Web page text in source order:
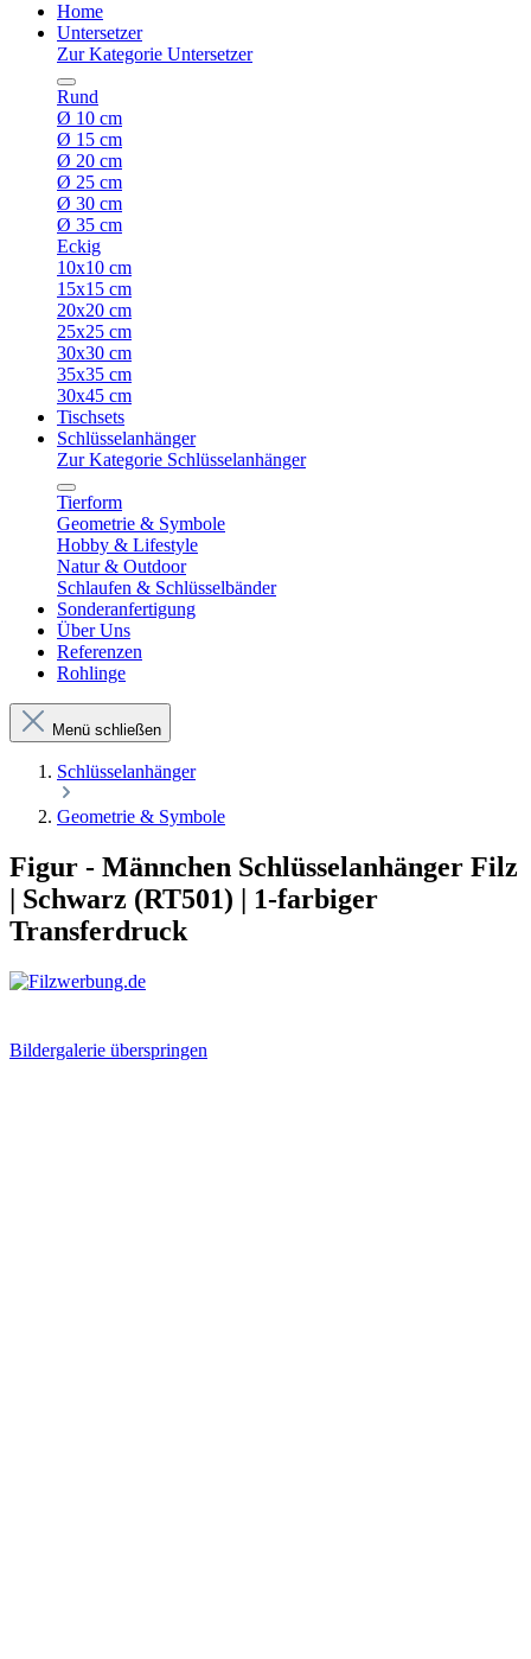
Home
Untersetzer
Zur Kategorie Untersetzer
Rund
Ø 10 cm
Ø 15 cm
Ø 20 cm
Ø 25 cm
Ø 30 cm
Ø 35 cm
Eckig
10x10 cm
15x15 cm
20x20 cm
25x25 cm
30x30 cm
35x35 cm
30x45 cm
Tischsets
Schlüsselanhänger
Zur Kategorie Schlüsselanhänger
Tierform
Geometrie & Symbole
Hobby & Lifestyle
Natur & Outdoor
Schlaufen & Schlüsselbänder
Sonderanfertigung
Über Uns
Referenzen
Rohlinge
Menü schließen
Schlüsselanhänger
Geometrie & Symbole
Figur - Männchen Schlüsselanhänger Filz
| Schwarz (RT501) | 1-farbiger
Transferdruck
Bildergalerie überspringen